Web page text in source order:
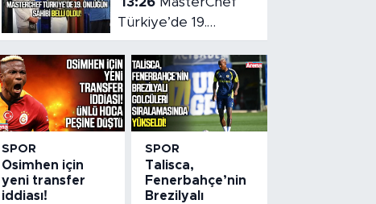
Türkiye’de 19.
önlüğün sahibi belli
oldu
SPOR
Osimhen için
yeni transfer
iddiası!
SPOR
Talisca,
Fenerbahçe’nin
Brezilyalı